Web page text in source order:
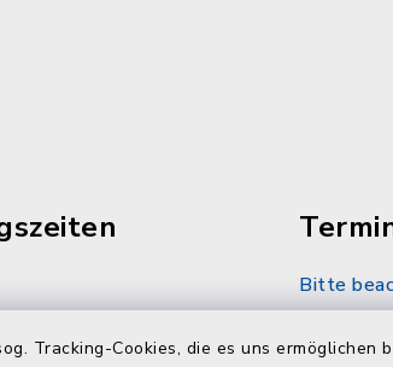
Tracking-Cookies, die es uns
Bitte
nach